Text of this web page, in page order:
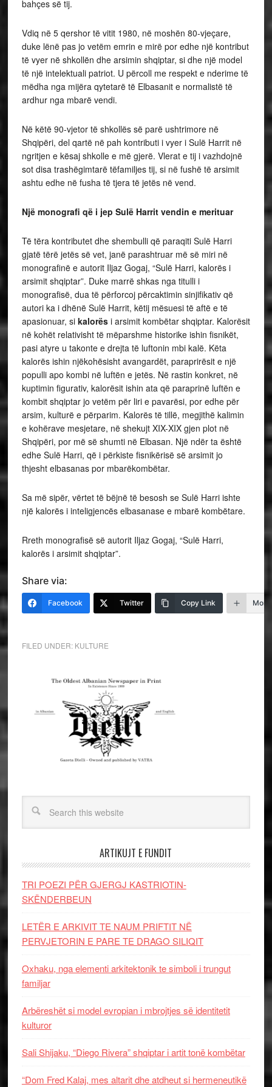
bahçes së tij.
Vdiq në 5 qershor të vitit 1980, në moshën 80-vjeçare,
duke lënë pas jo vetëm emrin e mirë por edhe një kontribut
të vyer në shkollën dhe arsimin shqiptar, si dhe një model
të një intelektuali patriot. U përcoll me respekt e nderime të
mëdha nga mijëra qytetarë të Elbasanit e normalistë të
ardhur nga mbarë vendi.
Në këtë 90-vjetor të shkollës së parë ushtrimore në
Shqipëri, del qartë në pah kontributi i vyer i Sulë Harrit në
ngritjen e kësaj shkolle e më gjerë. Vlerat e tij i vazhdojnë
sot disa trashëgimtarë tëfamiljes tij, si në fushë të arsimit
ashtu edhe në fusha të tjera të jetës në vend.
Një monografi që i jep Sulë Harrit vendin e merituar
Të tëra kontributet dhe shembulli që paraqiti Sulë Harri
gjatë tërë jetës së vet, janë parashtruar më së miri në
monografinë e autorit Iljaz Gogaj, “Sulë Harri, kalorës i
arsimit shqiptar”. Duke marrë shkas nga titulli i
monografisë, dua të përforcoj përcaktimin sinjifikativ që
autori ka i dhënë Sulë Harrit, këtij mësuesi të aftë e të
apasionuar, si kalorësi arsimit kombëtar shqiptar. Kalorësit
në kohët relativisht të mëparshme historike ishin fisnikët,
pasi atyre u takonte e drejta të luftonin mbi kalë. Këta
kalorës ishin njëkohësisht avangardët, paraprirësit e një
populli apo kombi në luftën e jetës. Në rastin konkret, në
kuptimin figurativ, kalorësit ishin ata që paraprinë luftën e
kombit shqiptar jo vetëm për liri e pavarësi, por edhe për
arsim, kulturë e përparim. Kalorës të tillë, megjithë kalimin
e kohërave mesjetare, në shekujt XIX-XIX gjen plot në
Shqipëri, por më së shumti në Elbasan. Një ndër ta është
edhe Sulë Harri, që i përkiste fisnikërisë së arsimit jo
thjesht elbasanas por mbarëkombëtar.
Sa më sipër, vërtet të bëjnë të besosh se Sulë Harri ishte
një kalorës i inteligjencës elbasanase e mbarë kombëtare.
Rreth monografisë së autorit Iljaz Gogaj, “Sulë Harri,
kalorës i arsimit shqiptar”.
Share via:
Facebook Twitter Copy Link More
FILED UNDER: KULTURE
ARTIKUJT E FUNDIT
TRI POEZI PËR GJERGJ KASTRIOTIN-
SKËNDERBEUN
LETËR E ARKIVIT TE NAUM PRIFTIT NË
PERVJETORIN E PARE TE DRAGO SILIQIT
Oxhaku, nga elementi arkitektonik te simboli i trungut
familjar
Arbëreshët si model evropian i mbrojtjes së identitetit
kulturor
Sali Shijaku, “Diego Rivera” shqiptar i artit tonë kombëtar
“Dom Fred Kalaj, mes altarit dhe atdheut si hermeneutikë